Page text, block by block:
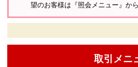
望のお客様は『照会メニュー』か
取引メニ